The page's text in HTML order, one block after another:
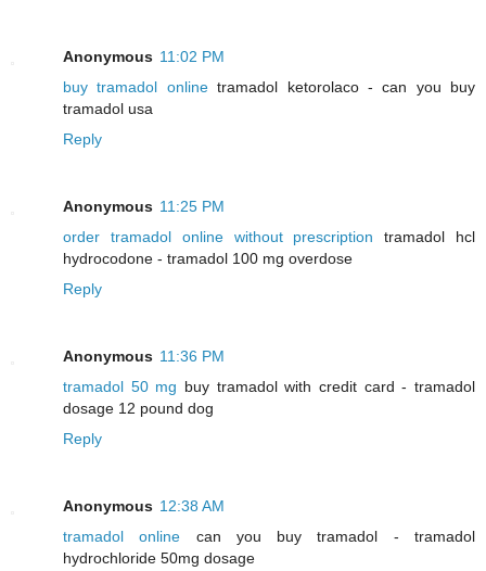
Anonymous 11:02 PM
buy tramadol onlinetramadol ketorolaco - can you buy
tramadol usa
Reply
Anonymous 11:25 PM
order tramadol online without prescription tramadol hcl
hydrocodone - tramadol 100 mg overdose
Reply
Anonymous 11:36 PM
tramadol 50 mg buy tramadol with credit card - tramadol
dosage 12 pound dog
Reply
Anonymous 12:38 AM
tramadol online can you buy tramadol - tramadol
hydrochloride 50mg dosage